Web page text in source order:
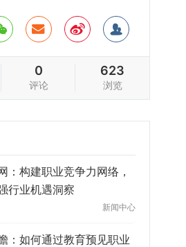
0
评论
623
浏览
：构建职业竞争力网络，
行业机遇洞察
新闻中心
：如何通过教育预见职业